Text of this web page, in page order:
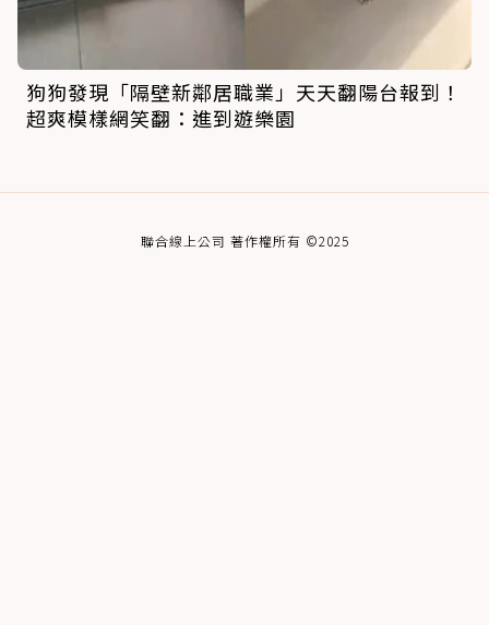
狗狗發現「隔壁新鄰居職業」天天翻陽台報到！
超爽模樣網笑翻：進到遊樂園
聯合線上公司 著作權所有 ©2025